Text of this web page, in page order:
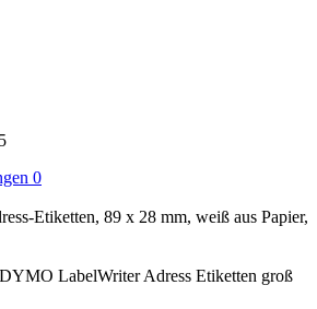
0
Etiketten, 89 x 28 mm, weiß aus Papier,
LabelWriter Adress Etiketten groß